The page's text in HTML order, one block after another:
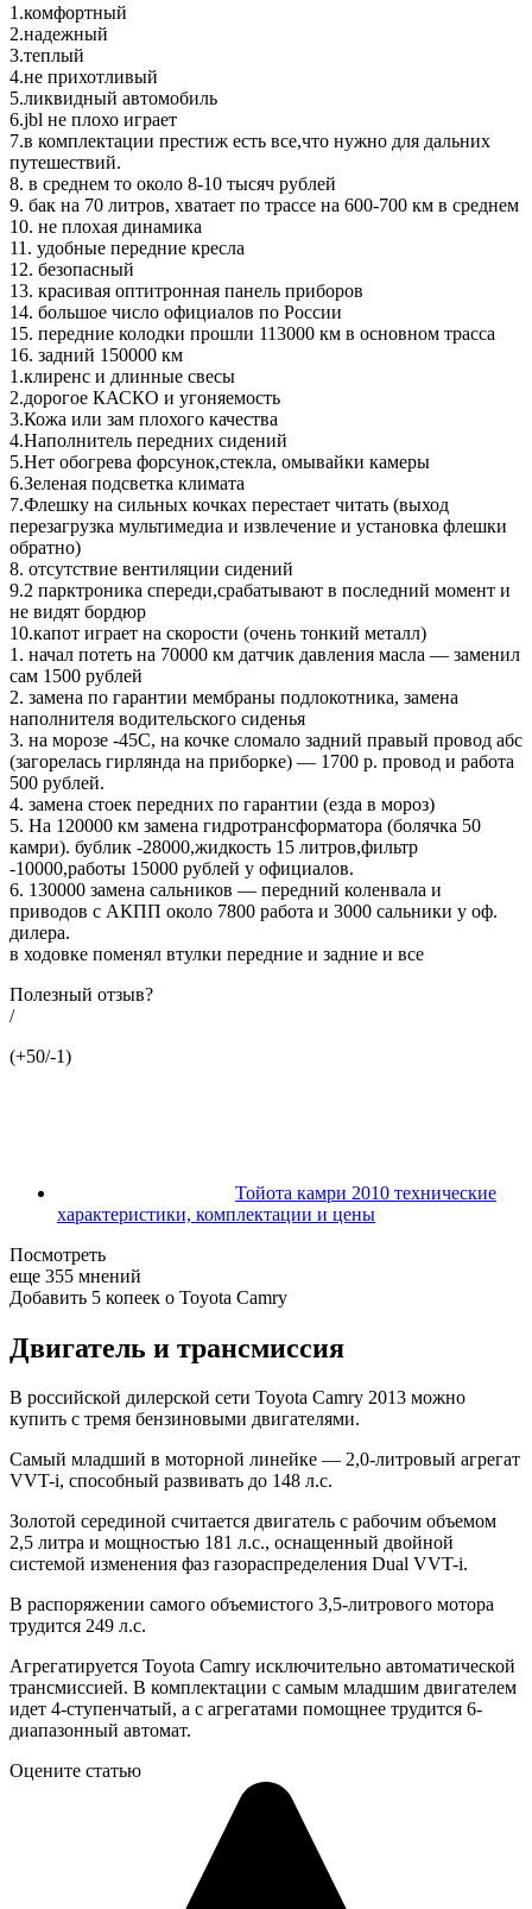
1.комфортный
2.надежный
3.теплый
4.не прихотливый
5.ликвидный автомобиль
6.jbl не плохо играет
7.в комплектации престиж есть все,что нужно для дальних
путешествий.
8. в среднем то около 8-10 тысяч рублей
9. бак на 70 литров, хватает по трассе на 600-700 км в среднем
10. не плохая динамика
11. удобные передние кресла
12. безопасный
13. красивая оптитронная панель приборов
14. большое число официалов по России
15. передние колодки прошли 113000 км в основном трасса
16. задний 150000 км
1.клиренс и длинные свесы
2.дорогое КАСКО и угоняемость
3.Кожа или зам плохого качества
4.Наполнитель передних сидений
5.Нет обогрева форсунок,стекла, омывайки камеры
6.Зеленая подсветка климата
7.Флешку на сильных кочках перестает читать (выход
перезагрузка мультимедиа и извлечение и установка флешки
обратно)
8. отсутствие вентиляции сидений
9.2 парктроника спереди,срабатывают в последний момент и
не видят бордюр
10.капот играет на скорости (очень тонкий металл)
1. начал потеть на 70000 км датчик давления масла — заменил
сам 1500 рублей
2. замена по гарантии мембраны подлокотника, замена
наполнителя водительского сиденья
3. на морозе -45С, на кочке сломало задний правый провод абс
(загорелась гирлянда на приборке) — 1700 р. провод и работа
500 рублей.
4. замена стоек передних по гарантии (езда в мороз)
5. На 120000 км замена гидротрансформатора (болячка 50
камри). бублик -28000,жидкость 15 литров,фильтр
-10000,работы 15000 рублей у официалов.
6. 130000 замена сальников — передний коленвала и
приводов с АКПП около 7800 работа и 3000 сальники у оф.
дилера.
в ходовке поменял втулки передние и задние и все
Полезный отзыв?
/
(+50/-1)
Тойота камри 2010 технические
характеристики, комплектации и цены
Посмотреть
еще 355 мнений
Добавить 5 копеек о Toyota Camry
Двигатель и трансмиссия
В российской дилерской сети Toyota Camry 2013 можно
купить с тремя бензиновыми двигателями.
Самый младший в моторной линейке — 2,0-литровый агрегат
VVT-i, способный развивать до 148 л.с.
Золотой серединой считается двигатель с рабочим объемом
2,5 литра и мощностью 181 л.с., оснащенный двойной
системой изменения фаз газораспределения Dual VVT-i.
В распоряжении самого объемистого 3,5-литрового мотора
трудится 249 л.с.
Агрегатируется Toyota Camry исключительно автоматической
трансмиссией. В комплектации с самым младшим двигателем
идет 4-ступенчатый, а с агрегатами помощнее трудится 6-
диапазонный автомат.
Оцените статью